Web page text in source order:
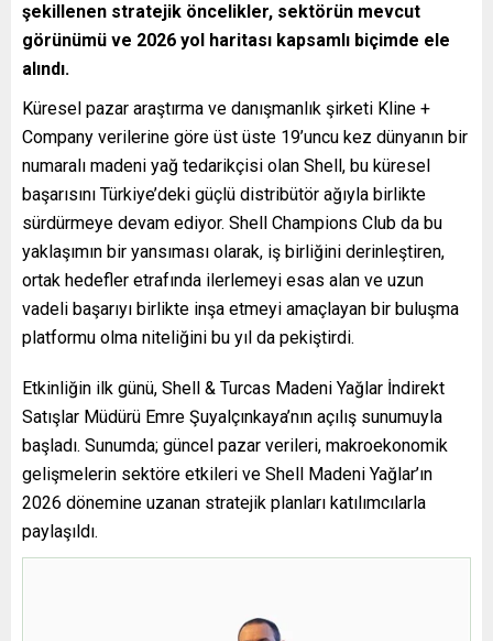
şekillenen stratejik öncelikler, sektörün mevcut
görünümü ve 2026 yol haritası kapsamlı biçimde ele
alındı.
Küresel pazar araştırma ve danışmanlık şirketi Kline +
Company verilerine göre üst üste 19’uncu kez dünyanın bir
numaralı madeni yağ tedarikçisi olan Shell, bu küresel
başarısını Türkiye’deki güçlü distribütör ağıyla birlikte
sürdürmeye devam ediyor. Shell Champions Club da bu
yaklaşımın bir yansıması olarak, iş birliğini derinleştiren,
ortak hedefler etrafında ilerlemeyi esas alan ve uzun
vadeli başarıyı birlikte inşa etmeyi amaçlayan bir buluşma
platformu olma niteliğini bu yıl da pekiştirdi.
Etkinliğin ilk günü, Shell & Turcas Madeni Yağlar İndirekt
Satışlar Müdürü Emre Şuyalçınkaya’nın açılış sunumuyla
başladı. Sunumda; güncel pazar verileri, makroekonomik
gelişmelerin sektöre etkileri ve Shell Madeni Yağlar’ın
2026 dönemine uzanan stratejik planları katılımcılarla
paylaşıldı.